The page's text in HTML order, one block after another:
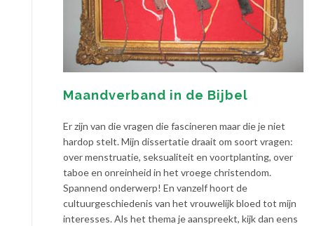
Maandverband in de Bijbel
Er zijn van die vragen die fascineren maar die je niet
hardop stelt. Mijn dissertatie draait om soort vragen:
over menstruatie, seksualiteit en voortplanting, over
taboe en onreinheid in het vroege christendom.
Spannend onderwerp! En vanzelf hoort de
cultuurgeschiedenis van het vrouwelijk bloed tot mijn
interesses. Als het thema je aanspreekt, kijk dan eens